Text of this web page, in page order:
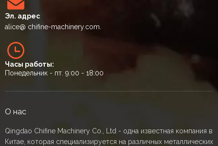
Эл. адрес
alice@ chifine-machinery.com.
Часы работы:
Понедельник - пт. 9:00 - 18:00
О нас
Qingdao Chifine Machinery Co., Ltd - одна известная компания в
Китае, которая специализируется на различных металлических